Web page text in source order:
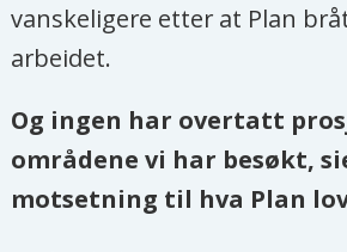
vanskeligere etter at Plan
arbeidet.
Og ingen har overtatt
områdene vi har besøkt,
motsetning til hva Plan